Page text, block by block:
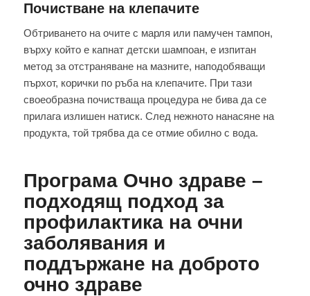
Почистване на клепачите
Обтриването на очите с марля или памучен тампон,
върху който е капнат детски шампоан, е изпитан
метод за отстраняване на мазните, наподобяващи
пърхот, корички по ръба на клепачите. При тази
своеобразна почистваща процедура не бива да се
прилага излишен натиск. След нежното нанасяне на
продукта, той трябва да се отмие обилно с вода.
Програма Очно здраве –
подходящ подход за
профилактика на очни
заболявания и
поддържане на доброто
очно здраве